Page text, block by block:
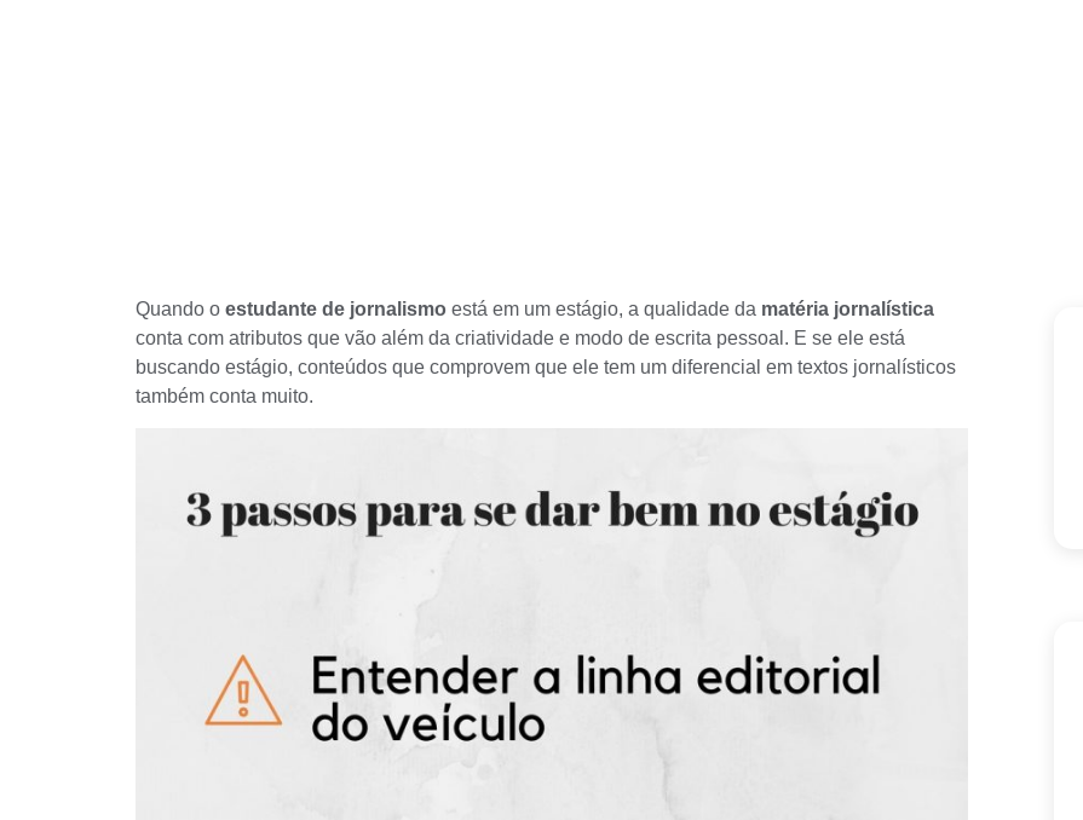
Quando o estudante de jornalismo está em um estágio, a qualidade da matéria jornalística
conta com atributos que vão além da criatividade e modo de escrita pessoal. E se ele está
buscando estágio, conteúdos que comprovem que ele tem um diferencial em textos jornalísticos
também conta muito.